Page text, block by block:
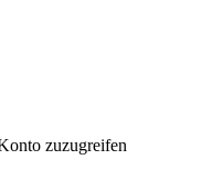
zuzugreifen